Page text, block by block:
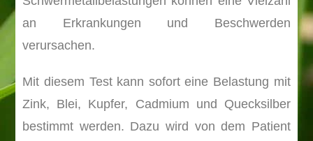
an Erkrankungen und Beschwerden
verursachen.
Mit diesem Test kann sofort eine Belastung mit
Zink, Blei, Kupfer, Cadmium und Quecksilber
bestimmt werden. Dazu wird von dem Patient